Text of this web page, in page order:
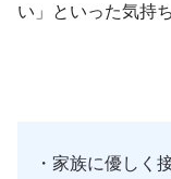
い」といった気持
・家族に優しく